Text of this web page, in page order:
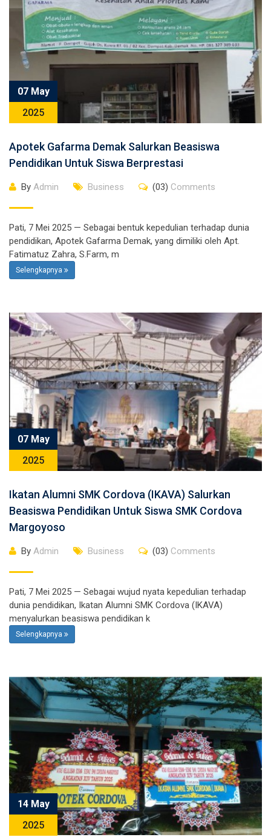
07 May
2025
Apotek Gafarma Demak Salurkan Beasiswa
Pendidikan Untuk Siswa Berprestasi
By Admin Business (03) Comments
Pati, 7 Mei 2025 — Sebagai bentuk kepedulian terhadap dunia
pendidikan, Apotek Gafarma Demak, yang dimiliki oleh Apt.
Fatimatuz Zahra, S.Farm, m
Selengkapnya
07 May
2025
Ikatan Alumni SMK Cordova (IKAVA) Salurkan
Beasiswa Pendidikan Untuk Siswa SMK Cordova
Margoyoso
By Admin Business (03) Comments
Pati, 7 Mei 2025 — Sebagai wujud nyata kepedulian terhadap
dunia pendidikan, Ikatan Alumni SMK Cordova (IKAVA)
menyalurkan beasiswa pendidikan k
Selengkapnya
14 May
2025